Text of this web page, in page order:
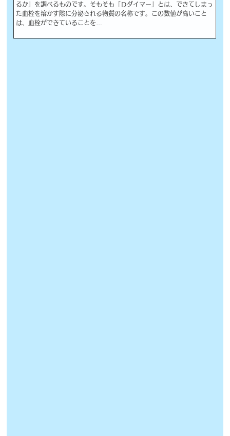
るか」を調べるものです。そもそも「Ｄダイマー」とは、できてしまっ
た血栓を溶かす際に分泌される物質の名称です。この数値が高いこと
は、血栓ができていることを…